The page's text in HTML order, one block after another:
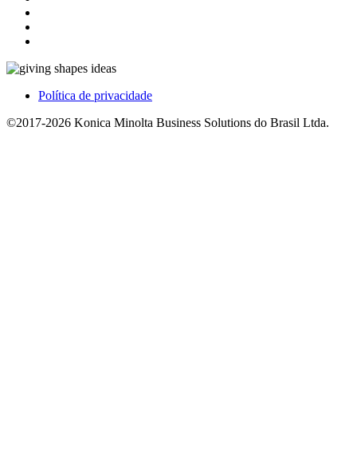
Política de privacidade
©2017-2026 Konica Minolta Business Solutions do Brasil Ltda.